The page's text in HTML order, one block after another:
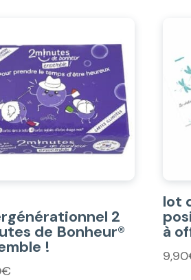
2
de Bonheur®
!
€
lot
à
9,90